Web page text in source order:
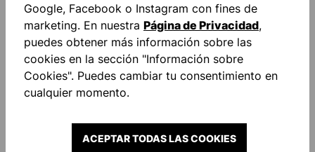
Omitir la galería de productos
Similar Items
Google, Facebook o Instagram con fines de
marketing. En nuestra Página de Privacidad,
puedes obtener más información sobre las
cookies en la sección "Información sobre
Cookies". Puedes cambiar tu consentimiento en
cualquier momento.
ACEPTAR TODAS LAS COOKIES